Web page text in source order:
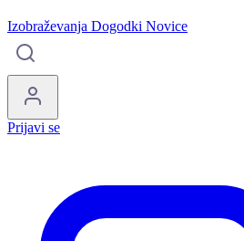
Izobraževanja Dogodki Novice
Prijavi se